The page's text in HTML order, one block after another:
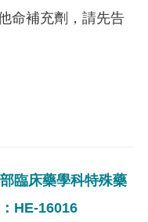
命補充劑，請先告
臨床藥學科特殊藥
HE-16016